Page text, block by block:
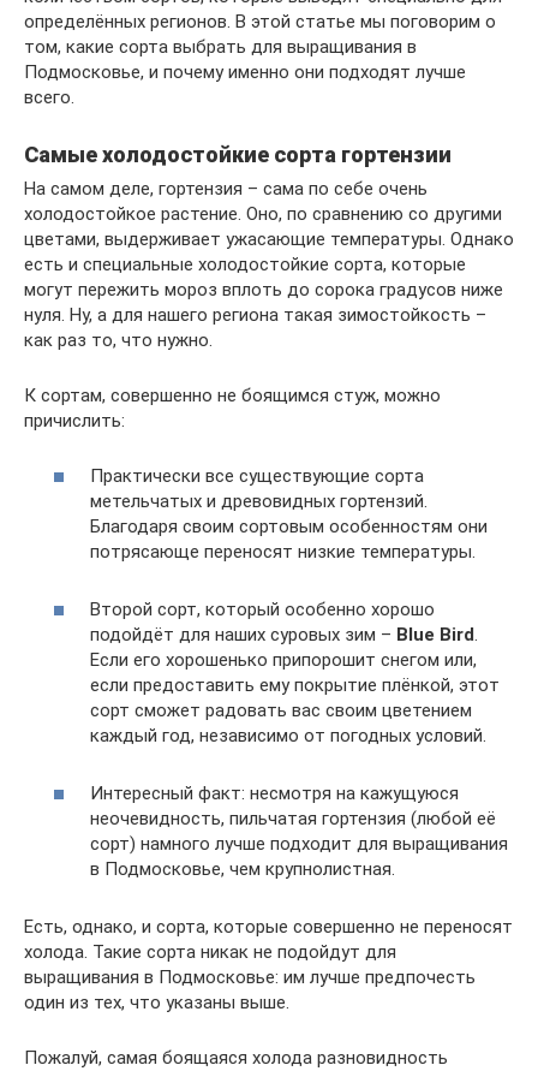
определённых регионов. В этой статье мы поговорим о
том, какие сорта выбрать для выращивания в
Подмосковье, и почему именно они подходят лучше
всего.
Самые холодостойкие сорта гортензии
На самом деле, гортензия – сама по себе очень
холодостойкое растение. Оно, по сравнению со другими
цветами, выдерживает ужасающие температуры. Однако
есть и специальные холодостойкие сорта, которые
могут пережить мороз вплоть до сорока градусов ниже
нуля. Ну, а для нашего региона такая зимостойкость –
как раз то, что нужно.
К сортам, совершенно не боящимся стуж, можно
причислить:
Практически все существующие сорта
метельчатых и древовидных гортензий.
Благодаря своим сортовым особенностям они
потрясающе переносят низкие температуры.
Второй сорт, который особенно хорошо
подойдёт для наших суровых зим – Blue Bird.
Если его хорошенько припорошит снегом или,
если предоставить ему покрытие плёнкой, этот
сорт сможет радовать вас своим цветением
каждый год, независимо от погодных условий.
Интересный факт: несмотря на кажущуюся
неочевидность, пильчатая гортензия (любой её
сорт) намного лучше подходит для выращивания
в Подмосковье, чем крупнолистная.
Есть, однако, и сорта, которые совершенно не переносят
холода. Такие сорта никак не подойдут для
выращивания в Подмосковье: им лучше предпочесть
один из тех, что указаны выше.
Пожалуй, самая боящаяся холода разновидность